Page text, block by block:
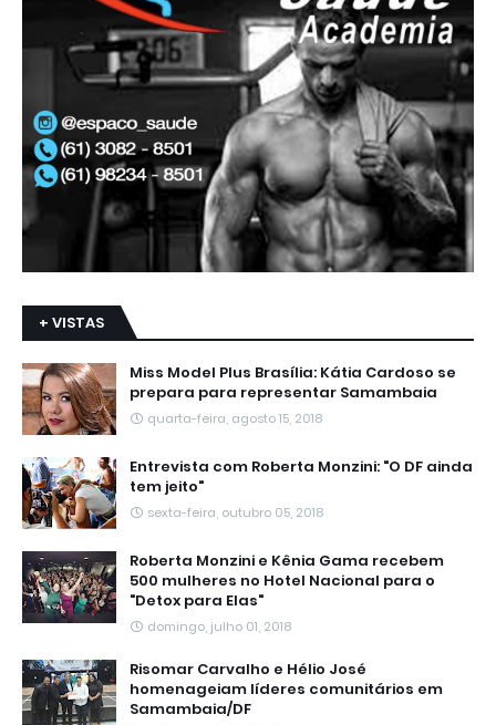
+ VISTAS
Miss Model Plus Brasília: Kátia Cardoso se
prepara para representar Samambaia
quarta-feira, agosto 15, 2018
Entrevista com Roberta Monzini: "O DF ainda
tem jeito"
sexta-feira, outubro 05, 2018
Roberta Monzini e Kênia Gama recebem
500 mulheres no Hotel Nacional para o
"Detox para Elas"
domingo, julho 01, 2018
Risomar Carvalho e Hélio José
homenageiam líderes comunitários em
Samambaia/DF